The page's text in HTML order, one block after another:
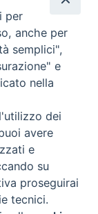
riservati - Vita
Torna
per
anche per
semplici",
e
nella
dei
avere
e
su
proseguirai
tecnici.